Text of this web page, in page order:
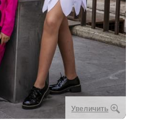
Увеличить